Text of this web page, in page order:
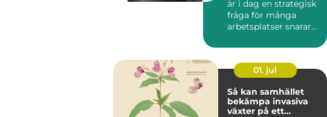
är i dag en strategisk
fråga för många
arbetsplatser snarare
01. jul
Så kan samhället
bekämpa invasiva
växter på ett